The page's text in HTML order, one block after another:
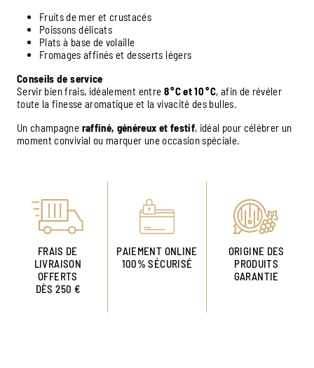
Fruits de mer et crustacés
Poissons délicats
Plats à base de volaille
Fromages affinés et desserts légers
Conseils de service
Servir bien frais, idéalement entre 8 °C et 10 °C, afin de révéler
toute la finesse aromatique et la vivacité des bulles.
Un champagne raffiné, généreux et festif, idéal pour célébrer un
moment convivial ou marquer une occasion spéciale.
FRAIS DE
LIVRAISON
OFFERTS
DÈS 250 €
PAIEMENT ONLINE
100% SÉCURISÉ
ORIGINE DES
PRODUITS
GARANTIE